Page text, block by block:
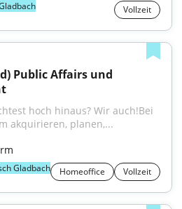
Vollzeit
Public Affairs und
hoch hinaus? Wir auch!Bei
akquirieren, planen,...
Gladbach Homeoffice Vollzeit